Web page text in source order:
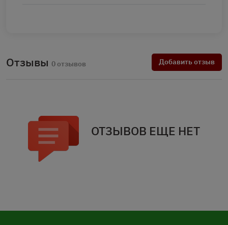
Отзывы 0 отзывов Добавить отзыв
ОТЗЫВОВ ЕЩЕ НЕТ